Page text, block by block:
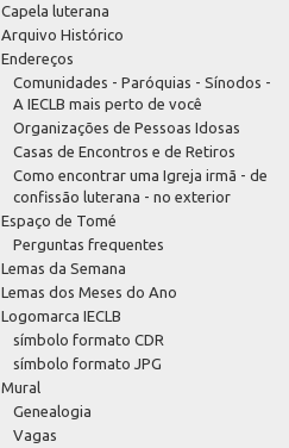
Capela luterana
Arquivo Histórico
Endereços
Comunidades - Paróquias - Sínodos -
A IECLB mais perto de você
Organizações de Pessoas Idosas
Casas de Encontros e de Retiros
Como encontrar uma Igreja irmã - de
confissão luterana - no exterior
Espaço de Tomé
Perguntas frequentes
Lemas da Semana
Lemas dos Meses do Ano
Logomarca IECLB
símbolo formato CDR
símbolo formato JPG
Mural
Genealogia
Vagas